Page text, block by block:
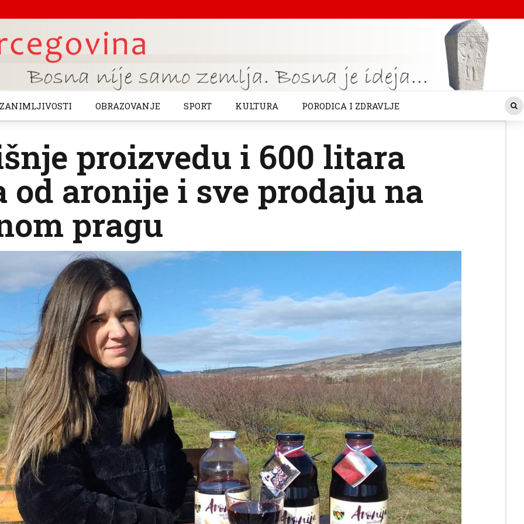
ZANIMLJIVOSTI OBRAZOVANJE SPORT KULTURA PORODICA I ZDRAVLJE
proizvedu i 600 litara
od aronije i sve prodaju na
pragu